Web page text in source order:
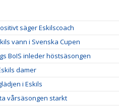
säger Eskilscoach
vann i Svenska Cupen
BoIS inleder höstsäsongen
damer
i Eskils
vårsäsongen starkt